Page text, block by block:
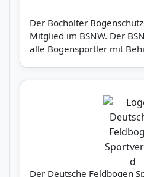
Der Bocholter
Mitglied im BSNW. Der
alle Bogensportler mit
Der Deutsche Feldbogen